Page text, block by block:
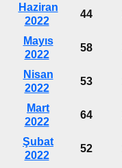
Haziran
2022
44
Mayıs
2022
58
Nisan
2022
53
Mart
2022
64
Şubat
2022
52